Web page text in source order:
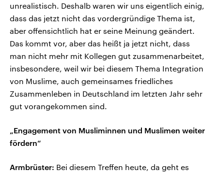
unrealistisch. Deshalb waren wir uns eigentlich einig,
dass das jetzt nicht das vordergründige Thema ist,
aber offensichtlich hat er seine Meinung geändert.
Das kommt vor, aber das heißt ja jetzt nicht, dass
man nicht mehr mit Kollegen gut zusammenarbeitet,
insbesondere, weil wir bei diesem Thema Integration
von Muslime, auch gemeinsames friedliches
Zusammenleben in Deutschland im letzten Jahr sehr
gut vorangekommen sind.
„Engagement von Musliminnen und Muslimen weiter
fördern“
Armbrüster: Bei diesem Treffen heute, da geht es